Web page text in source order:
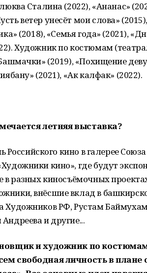
Сталина (2022), «Ананас»
ветер унесёт мои слова»
(2018), «Семья года» (2021),
Художник по костюмам
(2019), «Похищение
(2021), «Ак калфак» (2022).
летняя выставка?
Российского кино в галерее
кино», где будут
в разных киносъёмочных
внёсшие вклад в
Художников РФ, Рустам
и другие...
и художник по
свободная личность в плане